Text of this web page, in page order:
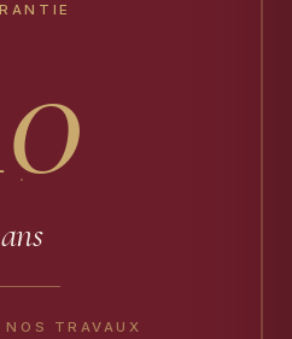
ans
NOS TRAVAUX